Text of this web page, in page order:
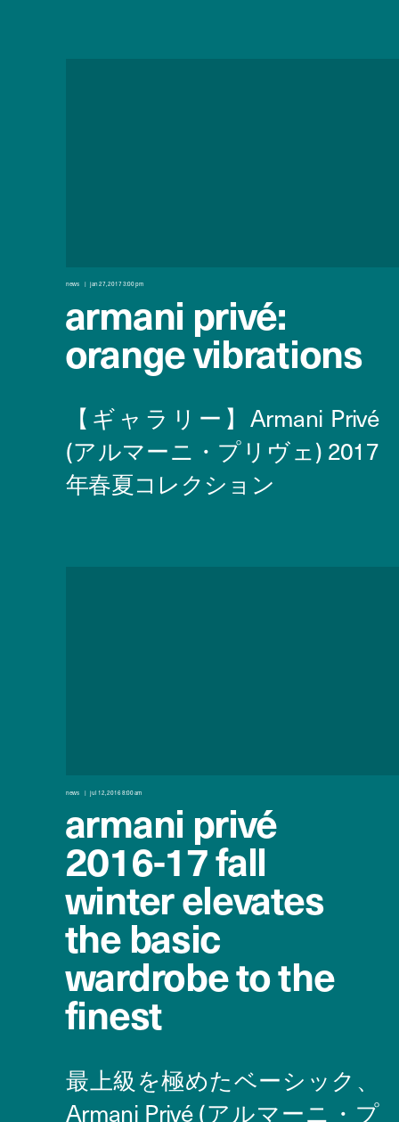
news jan 27, 2017 3:00 pm
armani privé:
orange vibrations
news jul 12, 2016 8:00 am
armani privé
2016-17 fall
winter elevates
the basic
wardrobe to the
finest